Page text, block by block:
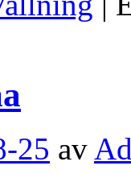
25 av